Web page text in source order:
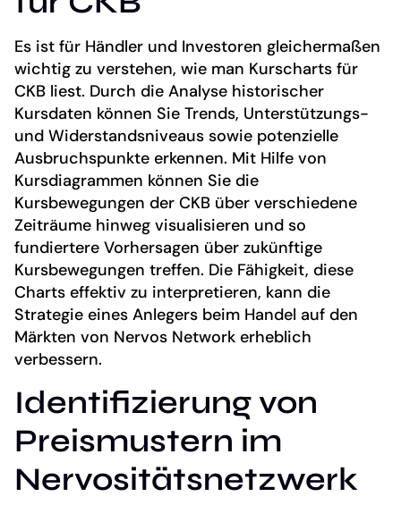
Es ist für Händler und Investoren gleichermaßen
wichtig zu verstehen, wie man Kurscharts für
CKB liest. Durch die Analyse historischer
Kursdaten können Sie Trends, Unterstützungs-
und Widerstandsniveaus sowie potenzielle
Ausbruchspunkte erkennen. Mit Hilfe von
Kursdiagrammen können Sie die
Kursbewegungen der CKB über verschiedene
Zeiträume hinweg visualisieren und so
fundiertere Vorhersagen über zukünftige
Kursbewegungen treffen. Die Fähigkeit, diese
Charts effektiv zu interpretieren, kann die
Strategie eines Anlegers beim Handel auf den
Märkten von Nervos Network erheblich
verbessern.
Identifizierung von
Preismustern im
Nervositätsnetzwerk